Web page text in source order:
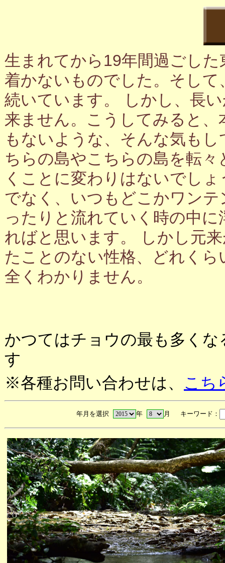
生まれてから19年間過ごし
着かないものでした。そし
続いています。 しかし、長
来ません。こうしてみると
もないような、そんな気も
ちらの島やこちらの島を転
くことに変わりはないでし
でなく、いつもどこかワン
ったりと流れていく時の中
ればと思います。 しかし元
たことのない性格、どれく
全くわかりません。
かつてはチョウの最も多く
す
※各種お問い合わせは、 こち
年月を選択 年 月 キーワード：